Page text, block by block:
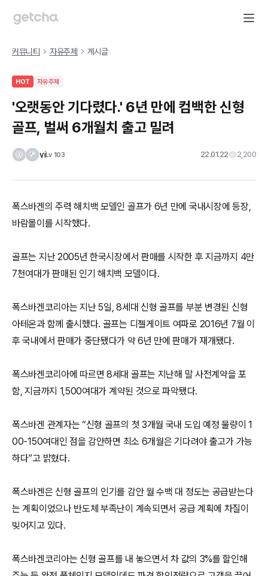
커뮤니티 자유주제 게시글
HOT 자유주제
'오랫동안 기다렸다.' 6년 만에 컴백한 신형
골프, 벌써 6개월치 출고 밀려
viLv 103 22.01.22 2,200
폭스바겐의 주력 해치백 모델인 골프가 6년 만에 국내시장에 등장,
바람몰이를 시작했다.
골프는 지난 2005년 한국시장에서 판매를 시작한 후 지금까지 4만
7천여대가 판매된 인기 해치백 모델이다.
폭스바겐코리아는 지난 5일, 8세대 신형 골프를 부분 변경된 신형
아테온과 함께 출시했다. 골프는 디젤게이트 여파로 2016년 7월 이
후 국내에서 판매가 중단됐다가 약 6년 만에 판매가 재개됐다.
폭스바겐코리아에 따르면 8세대 골프는 지난해 말 사전계약을 포
함, 지금까지 1,500여대가 계약된 것으로 파악됐다.
폭스바겐 관계자는 “신형 골프의 첫 3개월 국내 도입 예정 물량이 1
00-150여대인 점을 감안하면 최소 6개월은 기다려야 출고가 가능
하다”고 밝혔다.
폭스바겐은 신형 골프의 인기를 감안 월 수백 대 정도는 공급받는다
는 계획이었으나 반도체 부족난이 계속되면서 공급 계획에 차질이
빚어지고 있다.
폭스바겐코리아는 신형 골프를 내 놓으면서 차 값의 3%를 할인해